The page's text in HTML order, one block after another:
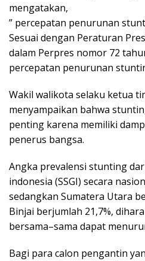
mengatakan,
” percepatan penurunan
Sesuai dengan Peraturan
dalam Perpres nomor 72
percepatan penurunan
Wakil walikota selaku ketua
menyampaikan bahwa
penting karena memiliki
penerus bangsa.
Angka prevalensi stunting
indonesia (SSGI) secara
sedangkan Sumatera Utara
Binjai berjumlah 21,7%,
bersama–sama dapat
Bagi para calon pengantin